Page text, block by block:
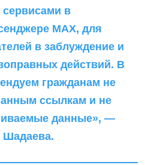
сервисами в
MAX, для
в заблуждение и
действий. В
гражданам не
ссылкам и не
данные», —
Шадаева.